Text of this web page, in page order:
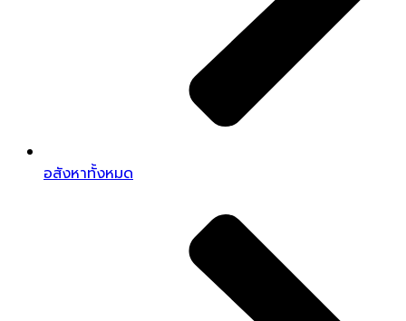
อสังหาทั้งหมด